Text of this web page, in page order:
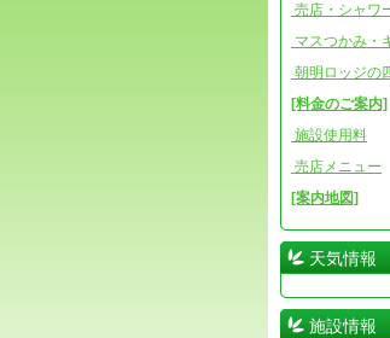
売店・シャワ
マスつかみ・
朝明ロッジの
[料金のご案内]
施設使用料
売店メニュー
[案内地図]
天気情報
施設情報